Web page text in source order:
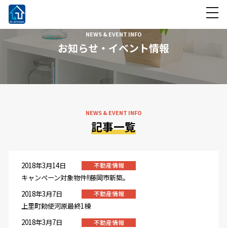
NEWS & EVENT INFO
お知らせ・イベント情報
NEWS & EVENT INFO
記事一覧
2018年3月14日 不動産情報
キャンペーン対象物件!!藤岡市新築。
2018年3月7日
不動産情報
上里町勅使河原最終1棟
2018年3月7日
不動産情報